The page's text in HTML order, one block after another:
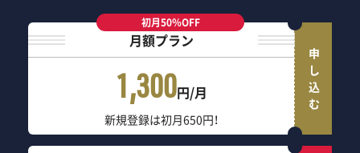
初月50％OFF
月額プラン
1,300円/月
新規登録は初月650円！
申し込む